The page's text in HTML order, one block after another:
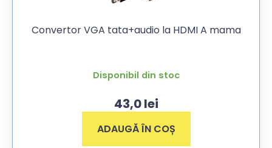
Convertor VGA tata+audio la HDMI A mama
Disponibil din stoc
43,0lei
ADAUGĂ ÎN COȘ